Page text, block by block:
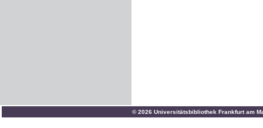
© 2026 Universitätsbibliothek Frankfurt am